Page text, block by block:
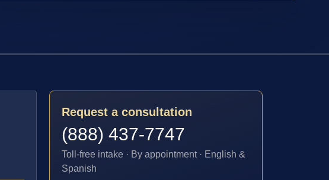
Request a consultation
(888) 437-7747
Toll-free intake · By appointment · English &
Spanish